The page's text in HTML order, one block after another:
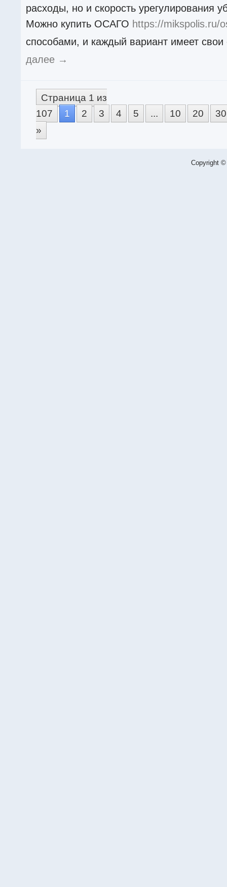
расходы, но и скорость урегулирования
Можно купить ОСАГО https://mikspolis.ru/
способами, и каждый вариант имеет
далее →
Страница 1 из
107
1 2 3 4 5 ... 10 20
30
»
Copyright ©